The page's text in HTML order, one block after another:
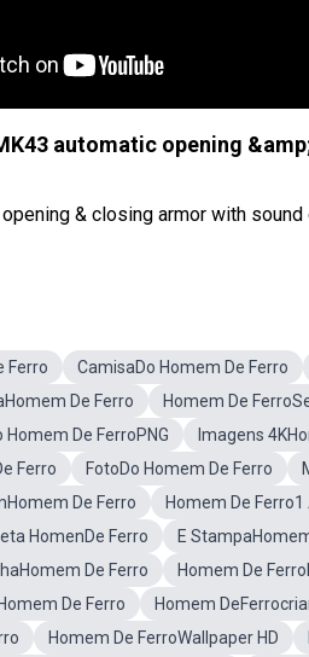
automatic opening
& closing armor with
Ferro CamisaDo Homem De Ferro
De Ferro Homem De
Homem De FerroPNG Imagens
Ferro
FotoDo Homem De Ferro
De Ferro Homem De
HomenDe Ferro E
De Ferro Homem De
De Ferro Homem
Homem De FerroWallpaper HD